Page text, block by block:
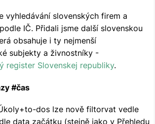
vyhledávání slovenských firem a
IČ. Přidali jsme další slovenskou
obsahuje i ty nejmenší
subjekty a živnostníky -
register Slovenskej republiky.
#čas
dos lze nově filtorvat vedle
data začátku (stejně jako v Přehledu